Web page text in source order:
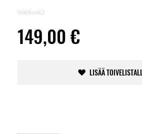
95684462
149,00 €
LISÄÄ
images